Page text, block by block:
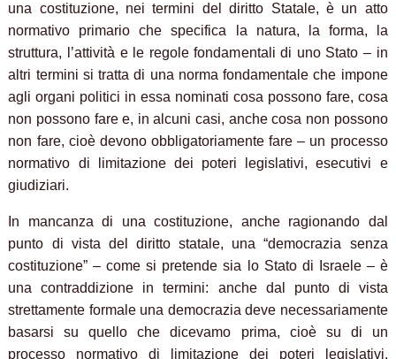
una costituzione, nei termini del diritto Statale, è un atto
normativo primario che specifica la natura, la forma, la
struttura, l’attività e le regole fondamentali di uno Stato – in
altri termini si tratta di una norma fondamentale che impone
agli organi politici in essa nominati cosa possono fare, cosa
non possono fare e, in alcuni casi, anche cosa non possono
non fare, cioè devono obbligatoriamente fare – un processo
normativo di limitazione dei poteri legislativi, esecutivi e
giudiziari.
In mancanza di una costituzione, anche ragionando dal
punto di vista del diritto statale, una “democrazia senza
costituzione” – come si pretende sia lo Stato di Israele – è
una contraddizione in termini: anche dal punto di vista
strettamente formale una democrazia deve necessariamente
basarsi su quello che dicevamo prima, cioè su di un
processo normativo di limitazione dei poteri legislativi,